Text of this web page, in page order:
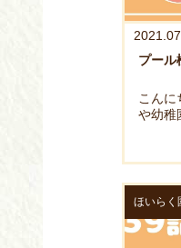
プール
こん
や幼稚
ほいらく